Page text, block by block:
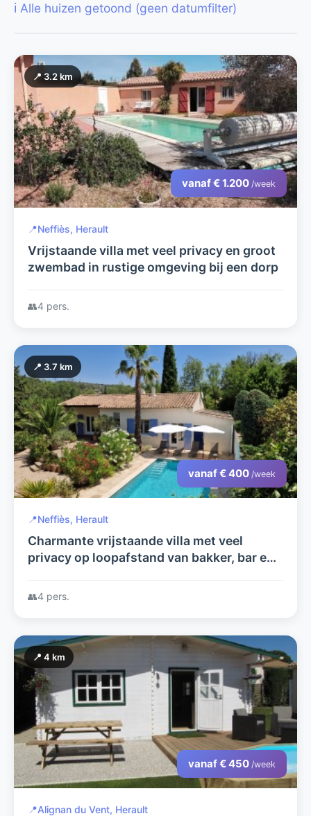
ℹ️ Alle huizen getoond (geen datumfilter)
📍 3.2 km
vanaf € 1.200 /week
📍Neffiès, Herault
Vrijstaande villa met veel privacy en groot
zwembad in rustige omgeving bij een dorp
👥4 pers.
📍 3.7 km
vanaf € 400 /week
📍Neffiès, Herault
Charmante vrijstaande villa met veel
privacy op loopafstand van bakker, bar en
👥4 pers.
📍 4 km
vanaf € 450 /week
📍Alignan du Vent, Herault